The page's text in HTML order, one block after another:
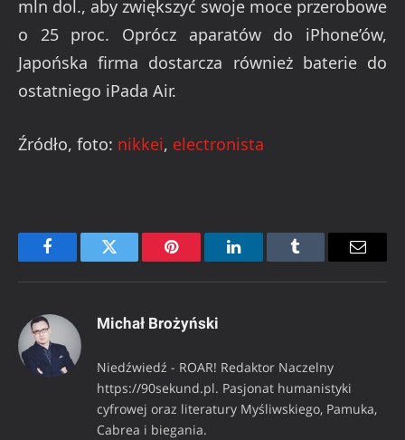
mln dol., aby zwiększyć swoje moce przerobowe
o 25 proc. Oprócz aparatów do iPhone’ów,
Japońska firma dostarcza również baterie do
ostatniego iPada Air.
Źródło, foto: nikkei, electronista
FacebookTwitter Pinterest LinkedInTumblr Email
Michał Brożyński
Niedźwiedź - ROAR! Redaktor Naczelny
https://90sekund.pl. Pasjonat humanistyki
cyfrowej oraz literatury Myśliwskiego, Pamuka,
Cabrea i biegania.